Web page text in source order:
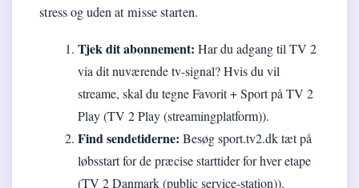
stress og uden at misse starten.
Tjek dit abonnement: Har du adgang til TV 2
via dit nuværende tv-signal? Hvis du vil
streame, skal du tegne Favorit + Sport på TV 2
Play (TV 2 Play (streamingplatform)).
Find sendetiderne: Besøg sport.tv2.dk tæt på
løbsstart for de præcise starttider for hver etape
(TV 2 Danmark (public service-station)).